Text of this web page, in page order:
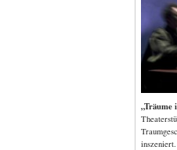
„Träume